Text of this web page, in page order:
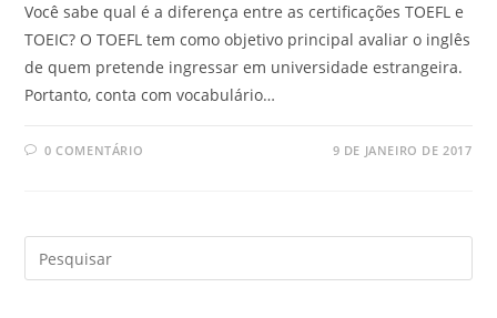
Você sabe qual é a diferença entre as certificações TOEFL e
TOEIC? O TOEFL tem como objetivo principal avaliar o inglês
de quem pretende ingressar em universidade estrangeira.
Portanto, conta com vocabulário…
0 COMENTÁRIO 9 DE JANEIRO DE 2017